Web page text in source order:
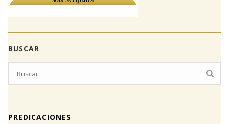
BUSCAR
PREDICACIONES